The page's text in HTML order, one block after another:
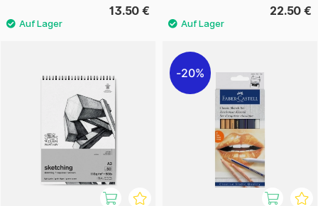
13.50 € 22.50 €
20%